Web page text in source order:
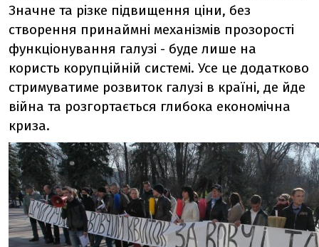
Значне та різке підвищення ціни, без
створення принаймні механізмів прозорості
функціонування галузі - буде лише на
користь корупційній системі. Усе це додатково
стримуватиме розвиток галузі в країні, де йде
війна та розгортається глибока економічна
криза.